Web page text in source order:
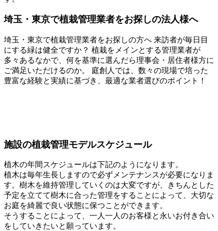
埼玉・東京で植栽管理業者をお探しの法人様へ
埼玉・東京で植栽管理業者をお探しの方へ 来訪者が毎日目
にする緑は健全ですか？ 植栽をメインとする管理業者が
多々あるなかで、何を基準に選んだら理事会・居住者様方に
ご満足いただけるのか。 庭創人では、数々の現場で培った
豊富な経験と実績に基づき、最適な業者選びのポイント！
施設の植栽管理モデルスケジュール
植木の年間スケジュールは下記のようになります。
植木は毎年生長しますので必ずメンテナンスが必要になりま
す。樹木を維持管理していくのは大変ですが、きちんとした
予定を立てて樹木に合った管理をすることによって、大切な
お庭を綺麗で良い状態に保つことができます。
そうすることによって、一人一人のお客様と永いお付き合い
をしていきたいと願っています。